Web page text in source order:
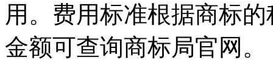
用。费用标准根据商标
金额可查询商标局官网。